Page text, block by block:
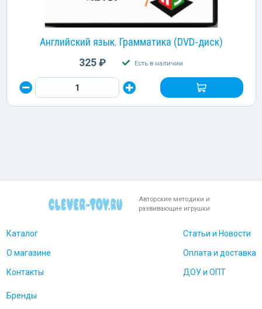
Английский язык. Грамматика (DVD-диск)
325 ₽ Есть в наличии
Авторские методики и
развивающие игрушки
Каталог
О магазине
Контакты
Статьи и Новости
Оплата и доставка
ДОУ и ОПТ
Бренды